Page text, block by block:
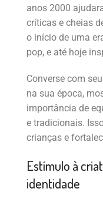
anos 2000
críticas e cheias
o início de uma
pop, e até hoje
Converse com
na sua época,
importância de
e tradicionais.
crianças e
Estímulo à
identidade